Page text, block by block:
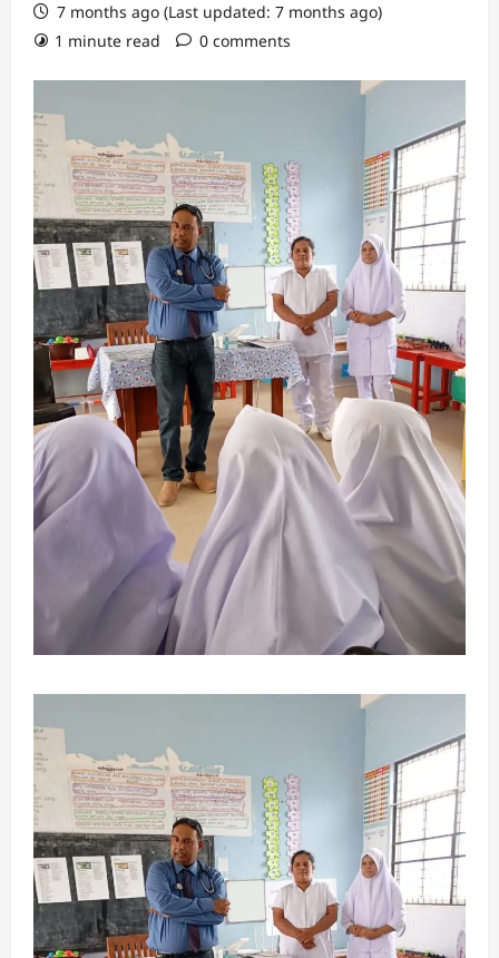
7 months ago (Last updated: 7 months ago)
1 minute read
0 comments